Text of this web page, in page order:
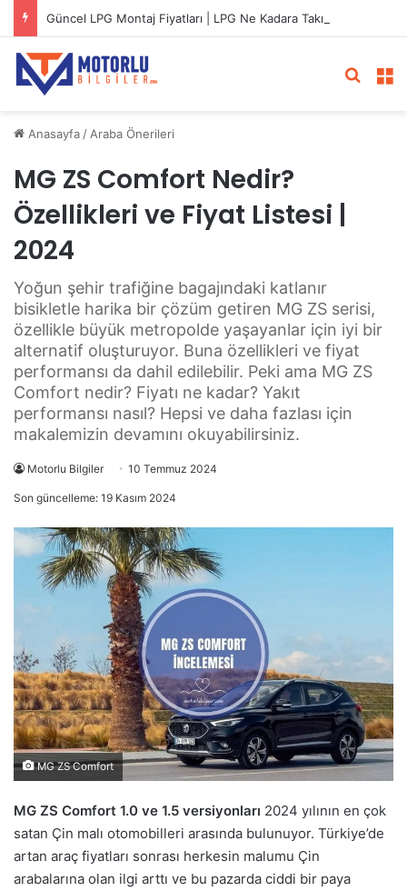
Güncel LPG Montaj Fiyatları | LPG Ne Kadara Takılır?
Anasayfa / Araba Önerileri
MG ZS Comfort Nedir?
Özellikleri ve Fiyat Listesi |
2024
Yoğun şehir trafiğine bagajındaki katlanır
bisikletle harika bir çözüm getiren MG ZS serisi,
özellikle büyük metropolde yaşayanlar için iyi bir
alternatif oluşturuyor. Buna özellikleri ve fiyat
performansı da dahil edilebilir. Peki ama MG ZS
Comfort nedir? Fiyatı ne kadar? Yakıt
performansı nasıl? Hepsi ve daha fazlası için
makalemizin devamını okuyabilirsiniz.
Motorlu Bilgiler 10 Temmuz 2024
Son güncelleme: 19 Kasım 2024
MG ZS Comfort
MG ZS Comfort 1.0 ve 1.5 versiyonları 2024 yılının en çok
satan Çin malı otomobilleri arasında bulunuyor. Türkiye’de
artan araç fiyatları sonrası herkesin malumu Çin
arabalarına olan ilgi arttı ve bu pazarda ciddi bir paya